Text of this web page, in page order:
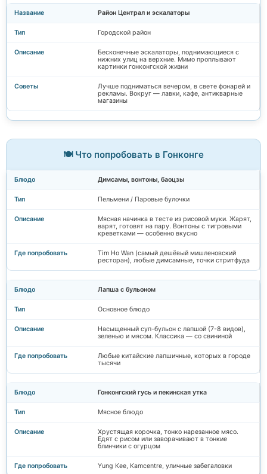
Район Централ и эскалаторы
Городской район
Бесконечные эскалаторы, поднимающиеся с
нижних улиц на верхние. Мимо проплывают
картинки гонконгской жизни
Лучше подниматься вечером, в свете фонарей и
рекламы. Вокруг — лавки, кафе, антикварные
магазины
🍽️ Что попробовать в Гонконге
Димсамы, вонтоны, баоцзы
Пельмени / Паровые булочки
Мясная начинка в тесте из рисовой муки. Жарят,
варят, готовят на пару. Вонтоны с тигровыми
креветками — особенно вкусно
Tim Ho Wan (самый дешёвый мишленовский
ресторан), любые димсамные, точки стритфуда
Лапша с бульоном
Основное блюдо
Насыщенный суп-бульон с лапшой (7-8 видов),
зеленью и мясом. Классика — со свининой
Любые китайские лапшичные, которых в городе
тысячи
Гонконгский гусь и пекинская утка
Мясное блюдо
Хрустящая корочка, тонко нарезанное мясо.
Едят с рисом или заворачивают в тонкие
блинчики с огурцом
Yung Kee, Kamcentre, уличные забегаловки